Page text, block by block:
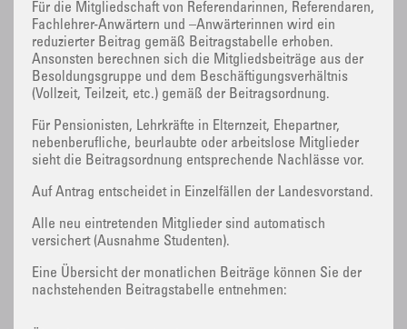
Für die Mitgliedschaft von Referendarinnen, Referendaren,
Fachlehrer-Anwärtern und –Anwärterinnen wird ein
reduzierter Beitrag gemäß Beitragstabelle erhoben.
Ansonsten berechnen sich die Mitgliedsbeiträge aus der
Besoldungsgruppe und dem Beschäftigungsverhältnis
(Vollzeit, Teilzeit, etc.) gemäß der Beitragsordnung.
Für Pensionisten, Lehrkräfte in Elternzeit, Ehepartner,
nebenberufliche, beurlaubte oder arbeitslose Mitglieder
sieht die Beitragsordnung entsprechende Nachlässe vor.
Auf Antrag entscheidet in Einzelfällen der Landesvorstand.
Alle neu eintretenden Mitglieder sind automatisch
versichert (Ausnahme Studenten).
Eine Übersicht der monatlichen Beiträge können Sie der
nachstehenden Beitragstabelle entnehmen: